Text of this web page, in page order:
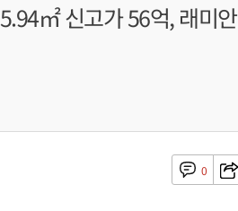
㎡ 신고가 56억, 래미안
0